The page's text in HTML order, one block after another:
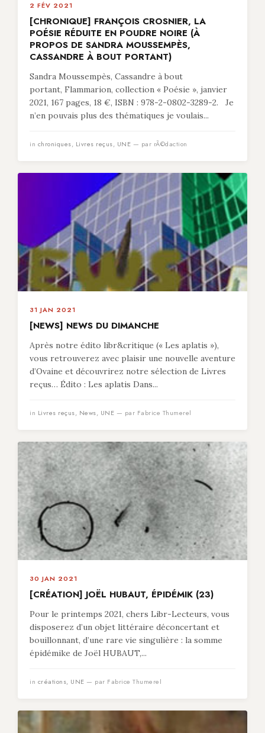
2 FÉV 2021
[CHRONIQUE] FRANÇOIS CROSNIER, LA
POÉSIE RÉDUITE EN POUDRE NOIRE (À
PROPOS DE SANDRA MOUSSEMPÈS,
CASSANDRE À BOUT PORTANT)
Sandra Moussempès, Cassandre à bout
portant, Flammarion, collection « Poésie », janvier
2021, 167 pages, 18 €, ISBN : 978-2-0802-3289-2. Je
n’en pouvais plus des thématiques je voulais...
in chroniques, Livres reçus, UNE — par rÃ©daction
31 JAN 2021
[NEWS] NEWS DU DIMANCHE
Après notre édito libr&critique (« Les aplatis »),
vous retrouverez avec plaisir une nouvelle aventure
d’Ovaine et découvrirez notre sélection de Livres
reçus… Édito : Les aplatis Dans...
in Livres reçus, News, UNE — par Fabrice Thumerel
30 JAN 2021
[CRÉATION] JOËL HUBAUT, ÉPIDÉMIK (23)
Pour le printemps 2021, chers Libr-Lecteurs, vous
disposerez d’un objet littéraire déconcertant et
bouillonnant, d’une rare vie singulière : la somme
épidémike de Joël HUBAUT,...
in créations, UNE — par Fabrice Thumerel